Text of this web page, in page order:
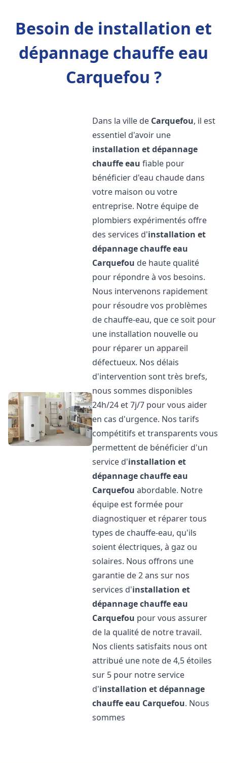
Besoin de installation et
dépannage chauffe eau
Carquefou ?
Dans la ville de Carquefou, il est
essentiel d'avoir une
installation et dépannage
chauffe eau fiable pour
bénéficier d'eau chaude dans
votre maison ou votre
entreprise. Notre équipe de
plombiers expérimentés offre
des services d'installation et
dépannage chauffe eau
Carquefou de haute qualité
pour répondre à vos besoins.
Nous intervenons rapidement
pour résoudre vos problèmes
de chauffe-eau, que ce soit pour
une installation nouvelle ou
pour réparer un appareil
défectueux. Nos délais
d'intervention sont très brefs,
nous sommes disponibles
24h/24 et 7j/7 pour vous aider
en cas d'urgence. Nos tarifs
compétitifs et transparents vous
permettent de bénéficier d'un
service d'installation et
dépannage chauffe eau
Carquefou abordable. Notre
équipe est formée pour
diagnostiquer et réparer tous
types de chauffe-eau, qu'ils
soient électriques, à gaz ou
solaires. Nous offrons une
garantie de 2 ans sur nos
services d'installation et
dépannage chauffe eau
Carquefou pour vous assurer
de la qualité de notre travail.
Nos clients satisfaits nous ont
attribué une note de 4,5 étoiles
sur 5 pour notre service
d'installation et dépannage
chauffe eau Carquefou. Nous
sommes